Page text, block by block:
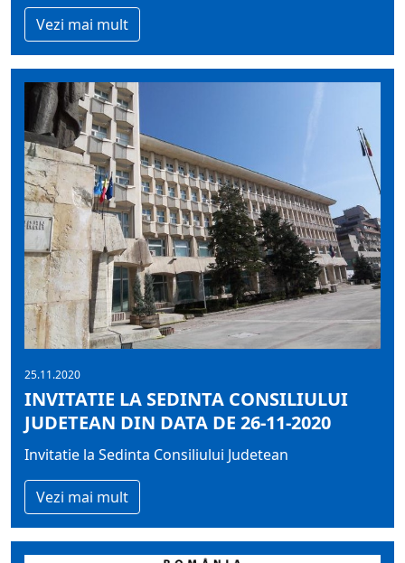
Vezi mai mult
25.11.2020
INVITATIE LA SEDINTA CONSILIULUI
JUDETEAN DIN DATA DE 26-11-2020
Invitatie la Sedinta Consiliului Judetean
Vezi mai mult